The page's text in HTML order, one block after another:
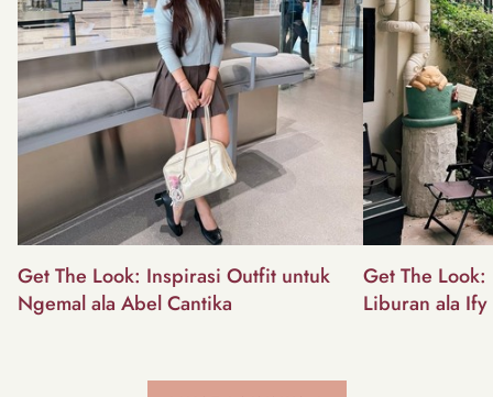
Get The Look: Inspirasi Outfit untuk
Ngemal ala Abel Cantika
Get The
Liburan ala Ify